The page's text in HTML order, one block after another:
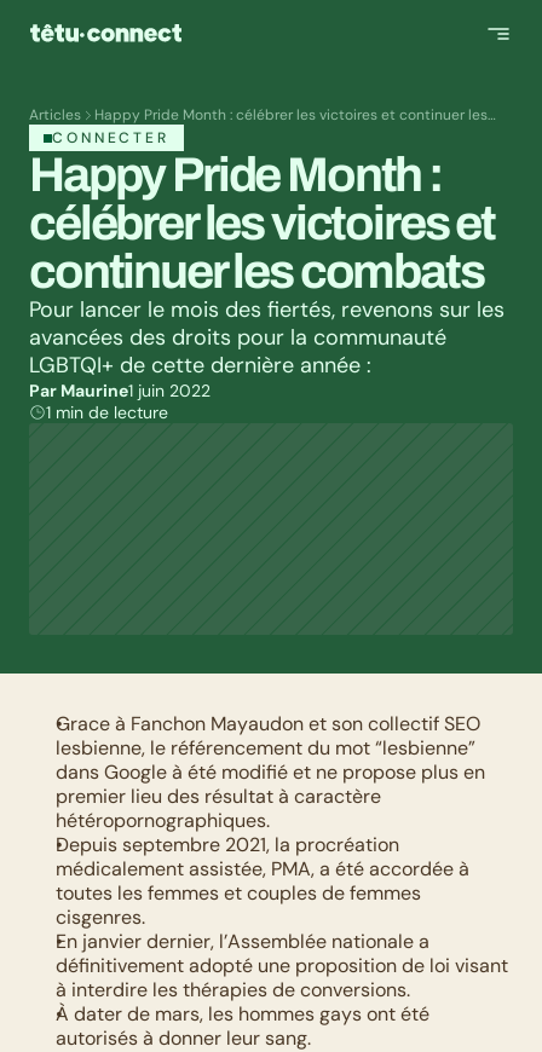
Articles
Happy Pride Month : célébrer les victoires et continuer les
combats
CONNECTER
Happy Pride Month :
célébrer les victoires et
continuer les combats
Pour lancer le mois des fiertés, revenons sur les
avancées des droits pour la communauté
LGBTQI+ de cette dernière année :
Par Maurine1 juin 2022
1 min de lecture
Grace à Fanchon Mayaudon et son collectif SEO
lesbienne, le référencement du mot “lesbienne”
dans Google à été modifié et ne propose plus en
premier lieu des résultat à caractère
hétéropornographiques.
Depuis septembre 2021, la procréation
médicalement assistée, PMA, a été accordée à
toutes les femmes et couples de femmes
cisgenres.
En janvier dernier, l’Assemblée nationale a
définitivement adopté une proposition de loi visant
à interdire les thérapies de conversions.
À dater de mars, les hommes gays ont été
autorisés à donner leur sang.